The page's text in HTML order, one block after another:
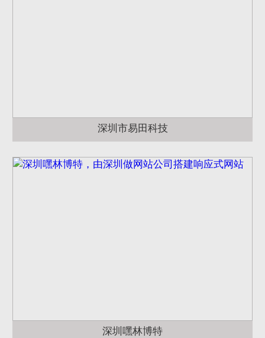
深圳市易田科技
深圳嘿林博特